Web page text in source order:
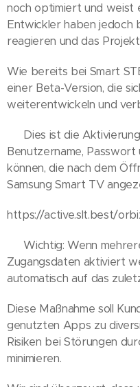
noch optimiert und weist
Entwickler haben jedoch
reagieren und das
Wie bereits bei Smart
einer Beta-Version, die
weiterentwickeln und
👉 Dies ist die
Benutzername,
können, die nach dem
Samsung Smart TV
https://active.slt.best/
⚠️ Wichtig: Wenn
Zugangsdaten aktiviert
automatisch auf das
Diese Maßnahme soll
genutzten Apps zu
Risiken bei Störungen
minimieren.